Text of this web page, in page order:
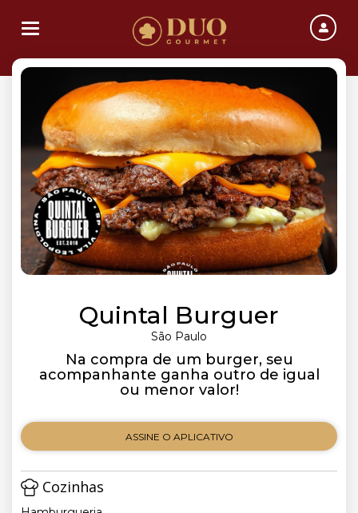
Toggle navigation
Quintal Burguer
São Paulo
Na compra de um burger, seu
acompanhante ganha outro de igual
ou menor valor!
ASSINE O APLICATIVO
Cozinhas